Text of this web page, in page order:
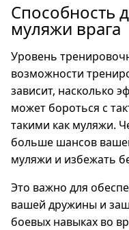
Способность
муляжи врага
Уровень
возможности
зависит, насколько
может бороться с
такими как муляжи.
больше шансов
муляжи и избежать
Это важно для
вашей дружины и
боевых навыках во